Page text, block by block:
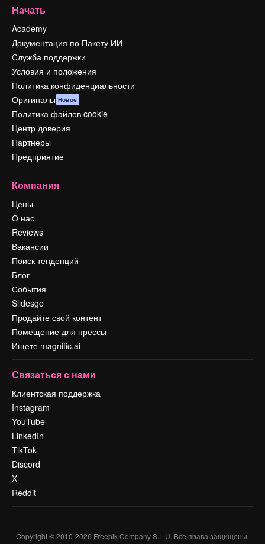
Начать
Academy
Документация по Пакету ИИ
Служба поддержки
Условия и положения
Политика конфиденциальности
Оригиналы Новое
Политика файлов cookie
Центр доверия
Партнеры
Предприятие
Компания
Цены
О нас
Reviews
Вакансии
Поиск тенденций
Блог
События
Slidesgo
Продайте свой контент
Помещение для прессы
Ищете magnific.ai
Связаться с нами
Клиентская поддержка
Instagram
YouTube
LinkedIn
TikTok
Discord
X
Reddit
Copyright © 2010-2026 Freepik Company S.L.U. Все права защищены.